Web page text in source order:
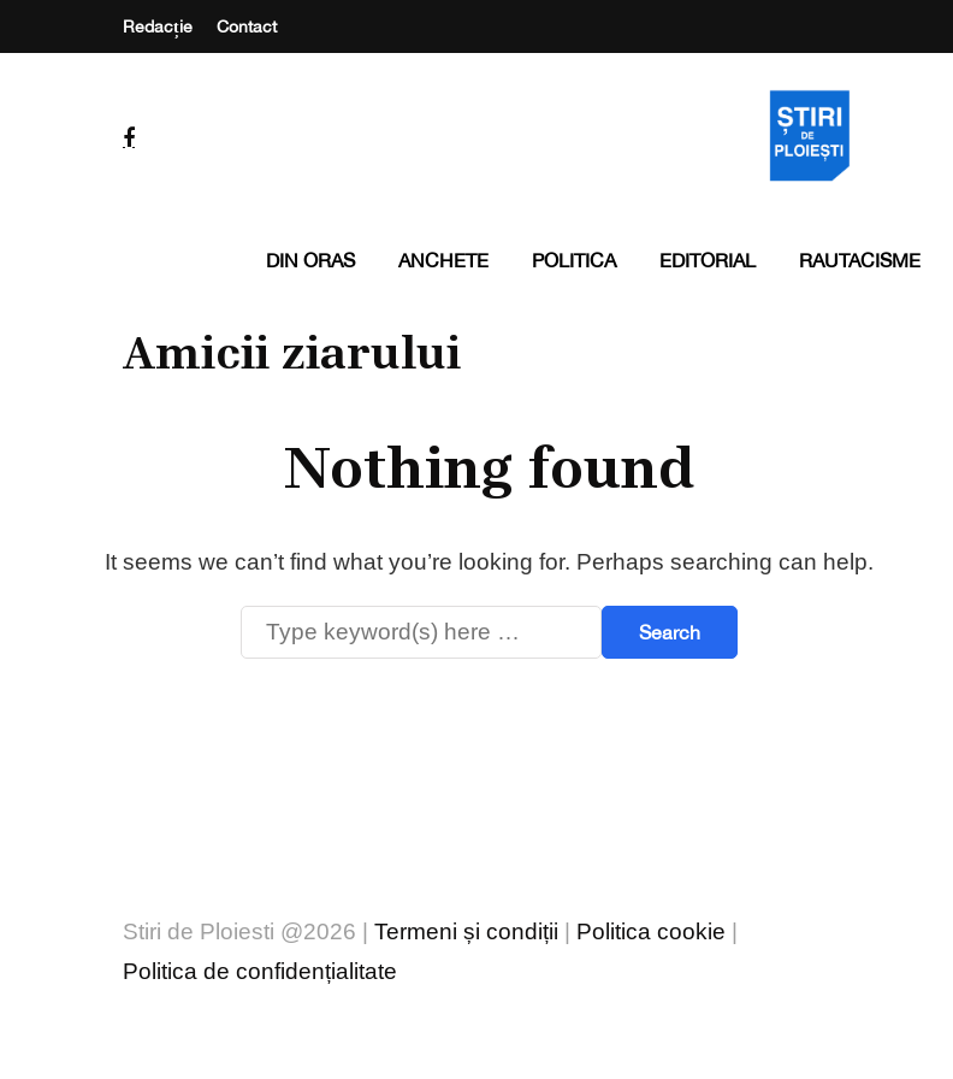
Redacție Contact
DIN ORAS ANCHETE POLITICA EDITORIAL RAUTACISME
Amicii ziarului
Nothing found
It seems we can’t find what you’re looking for. Perhaps searching can help.
Stiri de Ploiesti @2026 | Termeni și condiții Politica cookie
Politica de confidențialitate